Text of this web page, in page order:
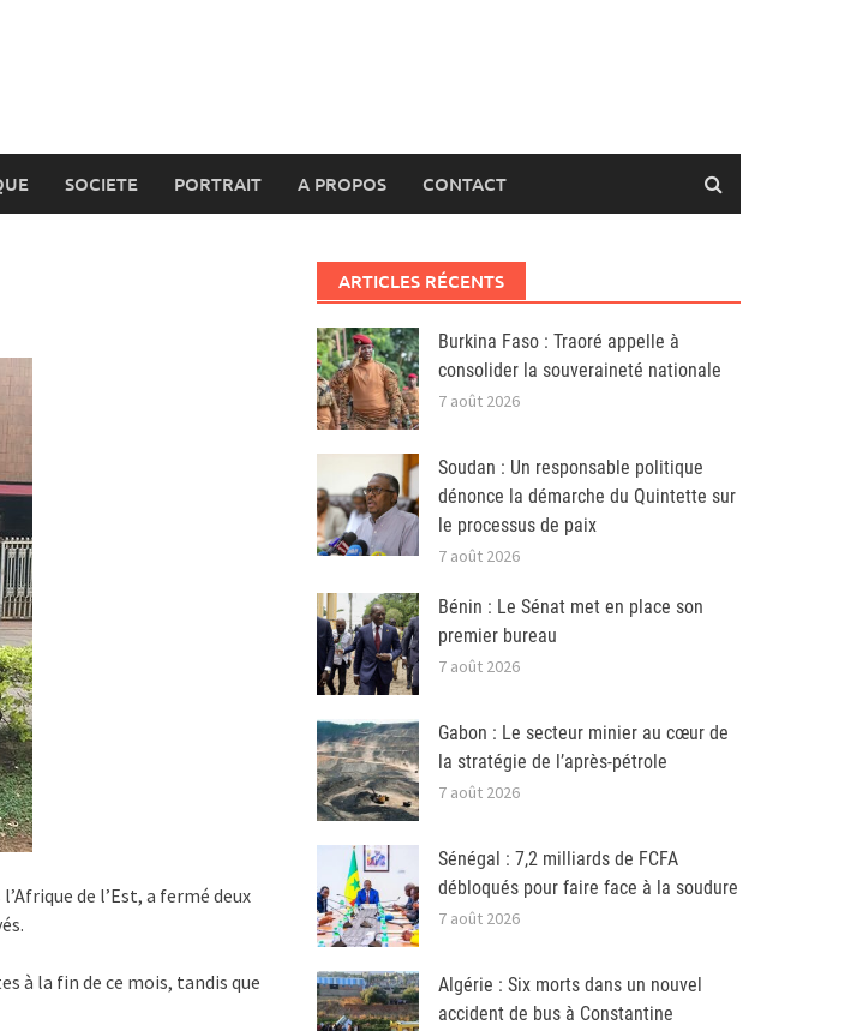
SOCIETE PORTRAIT A PROPOS CONTACT
de l’Est, a fermé deux
à la fin de ce mois, tandis que
ARTICLES RÉCENTS
Burkina Faso : Traoré appelle à
consolider la souveraineté nationale
7 août 2026
Soudan : Un responsable politique
dénonce la démarche du Quintette sur
le processus de paix
7 août 2026
Bénin : Le Sénat met en place son
premier bureau
7 août 2026
Gabon : Le secteur minier au cœur de
la stratégie de l’après-pétrole
7 août 2026
Sénégal : 7,2 milliards de FCFA
débloqués pour faire face à la soudure
7 août 2026
Algérie : Six morts dans un nouvel
accident de bus à Constantine